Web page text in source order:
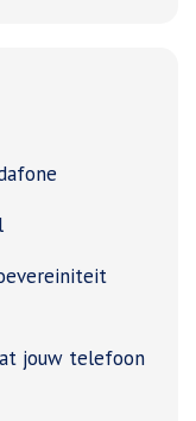
jouw telefoon